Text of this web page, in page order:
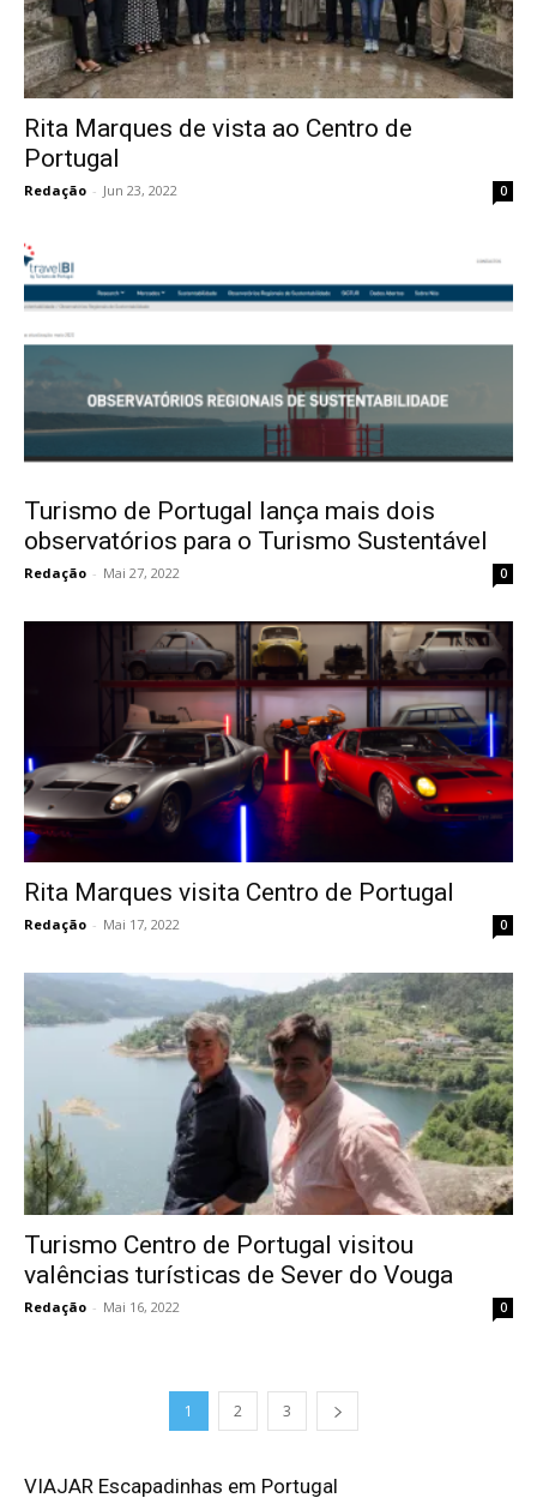
Rita Marques de vista ao Centro de
Portugal
Redação - Jun 23, 2022 0
Turismo de Portugal lança mais dois
observatórios para o Turismo Sustentável
Redação - Mai 27, 2022 0
Rita Marques visita Centro de Portugal
Redação - Mai 17, 2022 0
Turismo Centro de Portugal visitou
valências turísticas de Sever do Vouga
Redação - Mai 16, 2022 0
1 2 3
VIAJAR Escapadinhas em Portugal